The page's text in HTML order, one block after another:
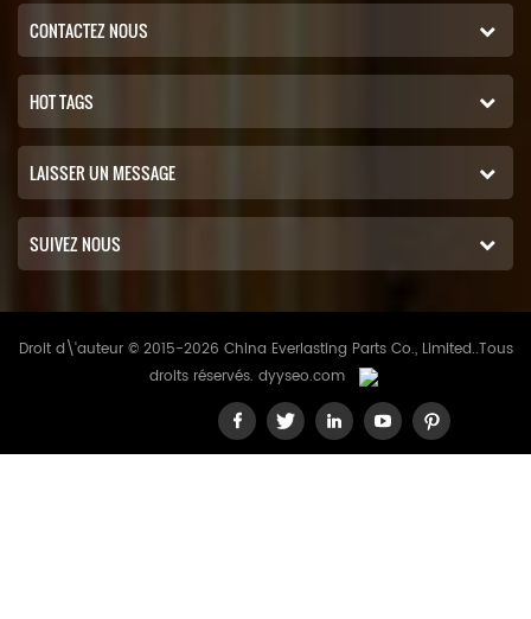
CONTACTEZ NOUS
HOT TAGS
LAISSER UN MESSAGE
SUIVEZ NOUS
Droit d\'auteur © 2015-2026 China Everlasting Parts Co., Limited..Tous
droits réservés. dyyseo.com